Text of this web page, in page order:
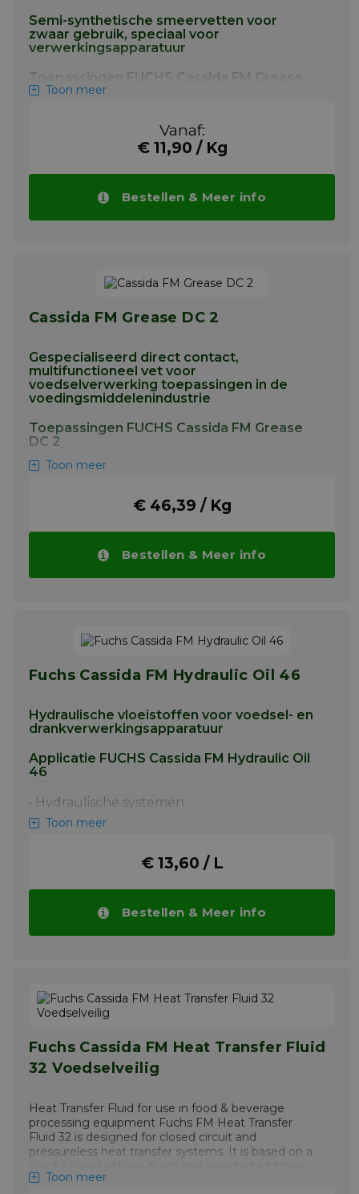
Semi-synthetische smeervetten voor
zwaar gebruik, speciaal voor
verwerkingsapparatuur
Toepassingen FUCHS Cassida FM Grease
HD 2
Aanbevolen voor gebruik in machines waar
frequente verversing van de vetvulling
nodig is of waar een hoog productverbruik is.
toepassingen. Gewrichten, koppelingen en
tankafsluitingen.
Toon meer
Vanaf:
€ 11,90 / Kg
Bestellen & Meer info
Cassida FM Grease DC 2
Gespecialiseerd direct contact,
multifunctioneel vet voor
voedselverwerking toepassingen in de
voedingsmiddelenindustrie
Toepassingen FUCHS Cassida FM Grease
DC 2
Ideaal voor gebruik als losmiddel in direct
grills, broodpannen, snijmachines,
uitbeenbanken, hakblokken en andere
harde oppervlakken om te voorkomen dat
voedsel zich vastzet tijdens de verwerking.
Smering en bescherming van afdichtingen,
geleiders, lagers en messen in
Meer info
Toon meer
€ 46,39 / Kg
Bestellen & Meer info
Fuchs Cassida FM Hydraulic Oil 46
Hydraulische vloeistoffen voor voedsel- en
drankverwerkingsapparatuur
Applicatie FUCHS Cassida FM Hydraulic Oil
46
• Hydraulische systemen
• Hydrostatische tandwielen
• Smerig voor algemeen gebruik, inclusief
versnellingsbakken voor lichte toepassingen
• Circulerende oliesystemen
Meer info
Toon meer
€ 13,60 / L
Bestellen & Meer info
Fuchs Cassida FM Heat Transfer Fluid
32 Voedselveilig
Heat Transfer Fluid for use in food & beverage
processing equipment Fuchs FM Heat Transfer
Fluid 32 is designed for closed circuit and
pressureless heat transfer systems. It is based on a
chosen for their ability to meet the stringent
Toon meer